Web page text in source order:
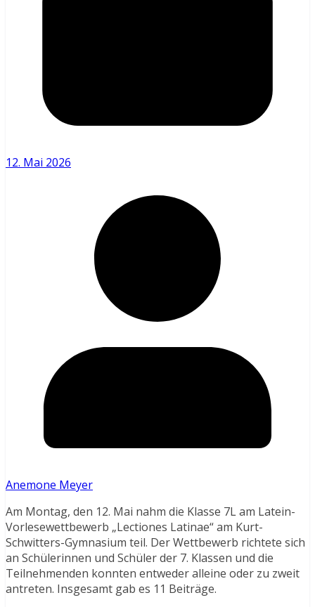
12. Mai 2026
Anemone Meyer
Am Montag, den 12. Mai nahm die Klasse 7L am Latein-
Vorlesewettbewerb „Lectiones Latinae“ am Kurt-
Schwitters-Gymnasium teil. Der Wettbewerb richtete sich
an Schülerinnen und Schüler der 7. Klassen und die
Teilnehmenden konnten entweder alleine oder zu zweit
antreten. Insgesamt gab es 11 Beiträge.